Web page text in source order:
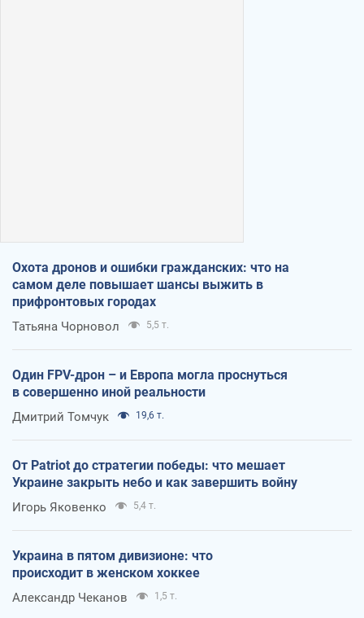
Охота дронов и ошибки гражданских: что на
самом деле повышает шансы выжить в
прифронтовых городах
Татьяна Чорновол 5,5 т.
Один FPV-дрон – и Европа могла проснуться
в совершенно иной реальности
Дмитрий Томчук 19,6 т.
От Patriot до стратегии победы: что мешает
Украине закрыть небо и как завершить войну
Игорь Яковенко 5,4 т.
Украина в пятом дивизионе: что
происходит в женском хоккее
Александр Чеканов 1,5 т.